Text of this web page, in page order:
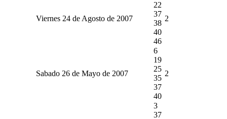
Viernes 24 de Agosto de 2007
22
37
38
40
46
2
Sabado 26 de Mayo de 2007
6
19
25
35
37
40
2
3
37